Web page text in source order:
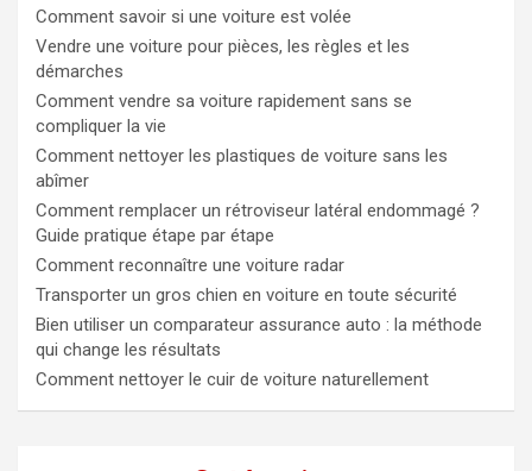
Comment savoir si une voiture est volée
Vendre une voiture pour pièces, les règles et les
démarches
Comment vendre sa voiture rapidement sans se
compliquer la vie
Comment nettoyer les plastiques de voiture sans les
abîmer
Comment remplacer un rétroviseur latéral endommagé ?
Guide pratique étape par étape
Comment reconnaître une voiture radar
Transporter un gros chien en voiture en toute sécurité
Bien utiliser un comparateur assurance auto : la méthode
qui change les résultats
Comment nettoyer le cuir de voiture naturellement